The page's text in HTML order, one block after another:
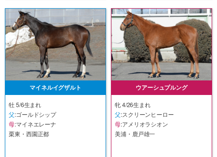
マイネルイグザルト
牡 5/6生まれ
父:ゴールドシップ
母:マイネエレーナ
栗東・西園正都
ウアーシュプルング
牝 4/26生まれ
父:スクリーンヒーロー
母:アメリオラシオン
美浦・鹿戸雄一